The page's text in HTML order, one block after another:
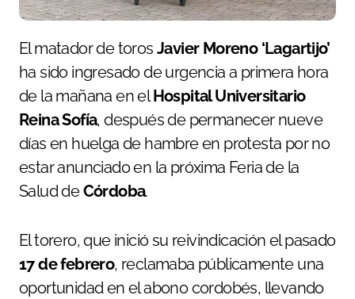
El matador de torosJavier Moreno ‘Lagartijo’
ha sido ingresado de urgencia a primera hora
de la mañana en elHospital Universitario
Reina Sofía, después de permanecer nueve
días en huelga de hambre en protesta por no
estar anunciado en la próxima Feria de la
Salud deCórdoba.
El torero, que inició su reivindicación el pasado
17 de febrero, reclamaba públicamente una
oportunidad en el abono cordobés, llevando